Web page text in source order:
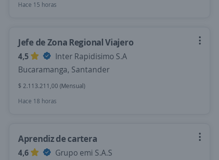
Hace 15 horas
Jefe de Zona Regional Viajero
4,5
Inter Rapidisimo S.A
Bucaramanga, Santander
$ 2.113.211,00 (Mensual)
Hace 18 horas
Aprendiz de cartera
4,6
Grupo emi S.A.S